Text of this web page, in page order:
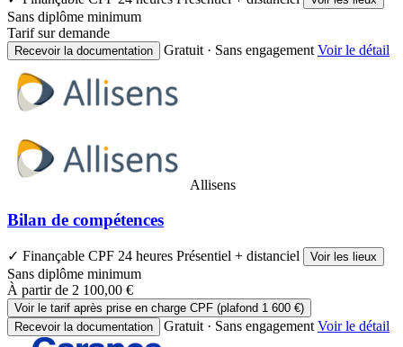
Sans diplôme minimum
Tarif sur demande
Recevoir la documentation Gratuit · Sans engagement Voir le détail
Allisens
Bilan de compétences
✓ Finançable CPF 24 heures Présentiel + distanciel Voir les lieux
Sans diplôme minimum
À partir de 2 100,00 €
Voir le tarif après prise en charge CPF (plafond 1 600 €)
Recevoir la documentation
Gratuit · Sans engagement Voir le détail